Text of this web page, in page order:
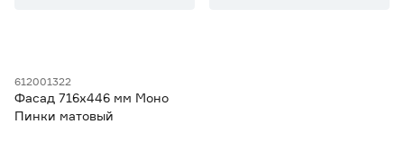
612001322
Фасад 716х446 мм Моно
Пинки матовый